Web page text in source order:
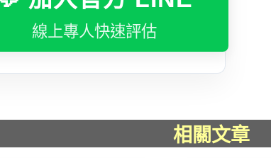
線上專人快速評估
相關文章